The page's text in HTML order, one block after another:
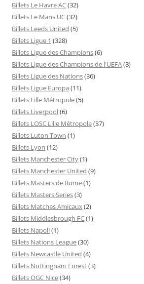
Billets Le Havre AC(32)
Billets Le Mans UC(32)
Billets Leeds United (5)
Billets Ligue 1 (328)
Billets Ligue des Champions(6)
Billets Ligue des Champions de l'UEFA(8)
Billets Ligue des Nations(36)
Billets Ligue Europa (11)
Billets Lille Métropole(5)
Billets Liverpool(6)
Billets LOSC Lille Métropole(37)
Billets Luton Town (1)
Billets Lyon (12)
Billets Manchester City(1)
Billets Manchester United (9)
Billets Masters de Rome(1)
Billets Masters Series(3)
Billets Matches Amicaux(2)
Billets Middlesbrough FC(1)
Billets Napoli(1)
Billets Nations League(30)
Billets Newcastle United (4)
Billets Nottingham Forest(3)
Billets OGC Nice(34)